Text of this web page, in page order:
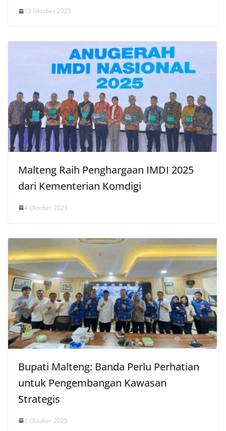
13 Oktober 2025
Malteng Raih Penghargaan IMDI 2025
dari Kementerian Komdigi
4 Oktober 2025
Bupati Malteng: Banda Perlu Perhatian
untuk Pengembangan Kawasan
Strategis
2 Oktober 2025